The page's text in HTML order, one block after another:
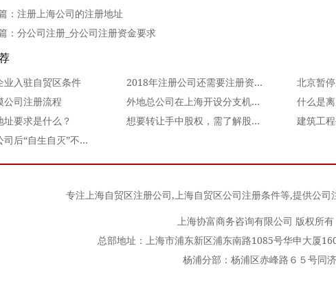
： 注册上海公司的注册地址
： 分公司注册_分公司注册资金要求
业入驻自贸区条件 2018年注册公司还需要注册资金吗？
公司注册流程
外地总公司在上海开设分支机构需要哪些资料？
什么是
址要求是什么？
想要转让手中股权，需了解股权转让的四大限制
建筑工
北京注册公司后“自生自灭”不注销有什么后果。
专注上海自贸区注册公司,上海自贸区公司注册条件等,提供公司
上海协富商务咨询有限公司 版权所有
总部地址：上海市浦东新区浦东南路1085号华申大厦
杨浦分部：杨浦区赤峰路６５号同